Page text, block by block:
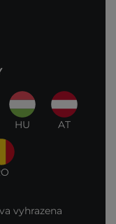
HU AT
vyhrazena